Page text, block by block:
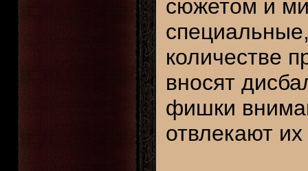
сюжетом и
количестве
вносят
фишки
отвлекают